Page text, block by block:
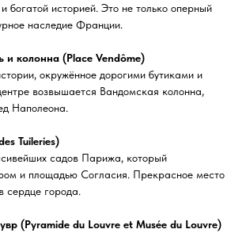
богатой историей. Это не только оперный
наследие Франции.
колонна (Place Vendôme)
окружённое дорогими бутиками и
возвышается Вандомская колонна,
Наполеона.
Tuileries)
садов Парижа, который
и площадью Согласия. Прекрасное место
сердце города.
(Pyramide du Louvre et Musée du Louvre)